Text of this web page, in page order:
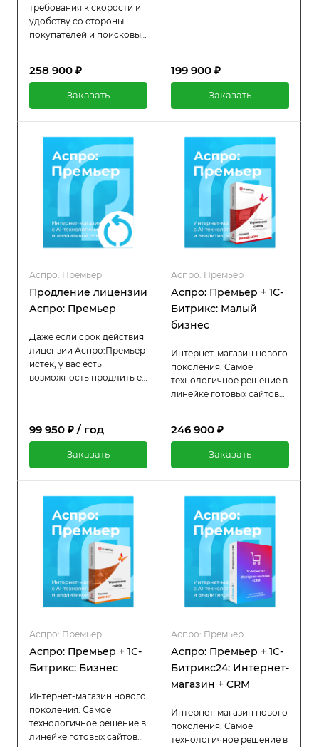
требования к скорости и
удобству со стороны
покупателей и поисковых
Интернет-магазин + CRM.
258 900 ₽
Заказать
199 900 ₽
Заказать
Аспро: Премьер
Продление лицензии
Аспро: Премьер
Даже если срок действия
лицензии Аспро:Премьер
истек, у вас есть
возможность продлить её
активна, вы продолжаете
пользоваться всеми
преимуществами:
технической поддержкой.
99 950 ₽ / год
Заказать
Аспро: Премьер
Аспро: Премьер + 1С-
Битрикс: Малый
бизнес
Интернет-магазин нового
поколения. Самое
технологичное решение в
линейке готовых сайтов
Бизнес. Подойдет любой
246 900 ₽
Заказать
Аспро: Премьер
Аспро: Премьер + 1С-
Битрикс: Бизнес
Интернет-магазин нового
поколения. Самое
технологичное решение в
линейке готовых сайтов
Аспро: Премьер
Аспро: Премьер + 1С-
Битрикс24: Интернет-
магазин + CRM
Интернет-магазин нового
поколения. Самое
технологичное решение в